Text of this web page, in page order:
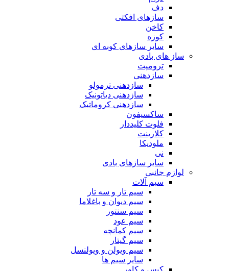
دف
سازهای افکتی
کاخن
کوزه
سایر سازهای کوبه ای
ساز های بادی
ترومپت
سازدهنی
سازدهنی ترمولو
سازدهنی دیاتونیک
سازدهنی کروماتیک
ساکسیفون
فلوت کلیددار
کلارینت
ملودیکا
نی
سایر سازهای بادی
لوازم جانبی
سیم آلات
سیم تار و سه تار
سیم دیوان و باغلاما
سیم سنتور
سیم عود
سیم کمانچه
سیم گیتار
سیم ویولن و ویولنسل
سایر سیم ها
کیس و کاور